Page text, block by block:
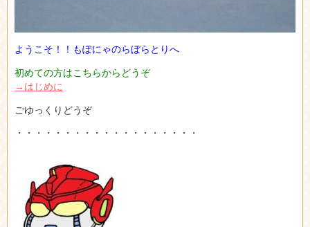
ようこそ！！もぽにゃのらぼらとりへ
初めての方はこちらからどうぞ
→はじめに
ごゆっくりどうぞ
・・・・・・・・・・・・・・・・・・・